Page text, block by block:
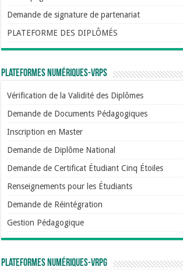
Demande de signature de partenariat
PLATEFORME DES DIPLÔMÉS
Plateformes numériques-VRPS
Vérification de la Validité des Diplômes
Demande de Documents Pédagogiques
Inscription en Master
Demande de Diplôme National
Demande de Certificat Étudiant Cinq Étoiles
Renseignements pour les Étudiants
Demande de Réintégration
Gestion Pédagogique
Plateformes numériques-VRPG